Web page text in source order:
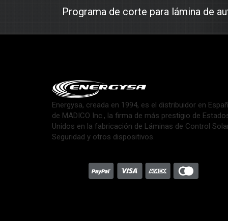
Programa de corte para lámina de
Energysa, creada en 1994, es el distribuidor en
de MADICO Inc., la firma de más prestigio de
Unidos en la fabricación de Láminas de Control
Seguridad y otros dispositivos.